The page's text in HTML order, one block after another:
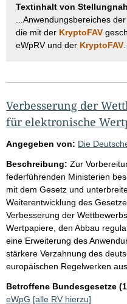
Textinhalt von
...Anwendungsbereiches der
die mit der KryptoFAV
eWpRV und der KryptoFAV
Verbesserung der
für elektronische
Angegeben von: Die
Beschreibung: Zur
federführenden Ministerien
mit dem Gesetz und
Weiterentwicklung des
Verbesserung der
Wertpapiere, den Abbau
eine Erweiterung des
stärkere Verzahnung des
europäischen Regelwerken aus.
Betroffene Bundesgesetze
eWpG [alle RV hierzu]